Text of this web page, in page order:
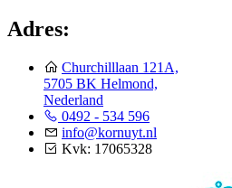
Adres:
Churchilllaan 121A,
5705 BK Helmond,
Nederland
0492 - 534 596
info@kornuyt.nl
Kvk: 17065328